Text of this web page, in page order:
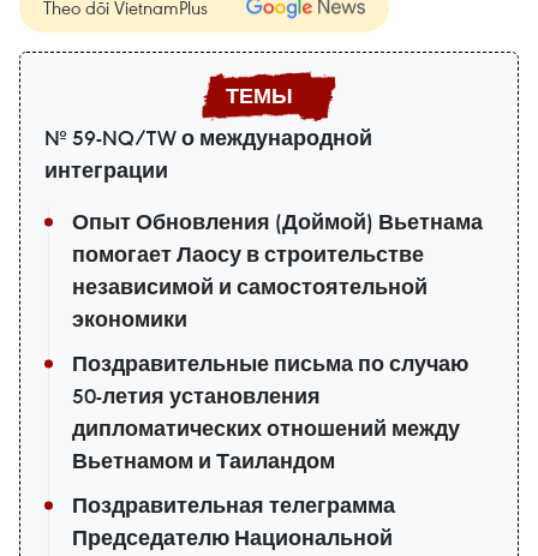
Theo dõi VietnamPlus
№ 59-NQ/TW о международной
интеграции
Опыт Обновления (Доймой) Вьетнама
помогает Лаосу в строительстве
независимой и самостоятельной
экономики
Поздравительные письма по случаю
50-летия установления
дипломатических отношений между
Вьетнамом и Таиландом
Поздравительная телеграмма
Председателю Национальной